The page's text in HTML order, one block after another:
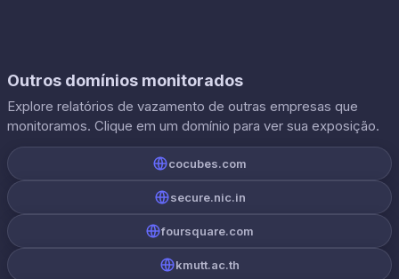
Outros domínios monitorados
Explore relatórios de vazamento de outras empresas que
monitoramos. Clique em um domínio para ver sua exposição.
cocubes.com
secure.nic.in
foursquare.com
kmutt.ac.th